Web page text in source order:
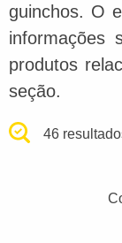
guinchos. O
informações
produtos
seção.
46